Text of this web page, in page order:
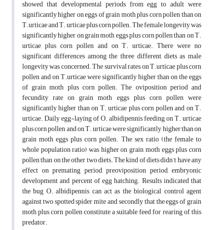
showed that developmental periods from egg to adult were
significantly higher on eggs of grain moth plus corn pollen than on
T.urticae and T. urticae plus corn pollen. The female longevity was
significantly higher on grain moth eggs plus corn pollen than on T.
urticae plus corn pollen and on T. urticae. There were no
significant differences among the three different diets as male
longevity was concerned. The survival rates on T.urticae plus corn
pollen and on T.urticae were significantly higher than on the eggs
of grain moth plus corn pollen. The oviposition period and
fecundity rate on grain moth eggs plus corn pollen were
significantly higher than on T. urticae plus corn pollen and on T.
urticae. Daily egg-laying of O. albidipennis feeding on T. urticae
plus corn pollen and on T. urticae were significantly higher than on
grain moth eggs plus corn pollen. The sex ratio (the female to
whole population ratio) was higher on grain moth eggs plus corn
pollen than on the other two diets. The kind of diets didn’t have any
effect on premating period, preoviposition period, embryonic
development and percent of egg hatching. Results indicated that
the bug O. albidipennis can act as the biological control agent
against two spotted spider mite and secondly that the eggs of grain
moth plus corn pollen constitute a suitable feed for rearing of this
predator.